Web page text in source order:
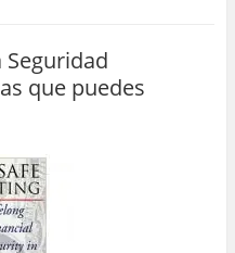
Seguridad
que puedes